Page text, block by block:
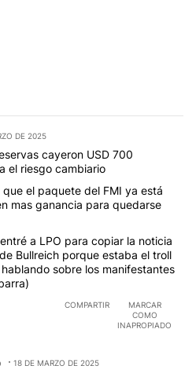
DE 2025
cayeron USD 700
el riesgo cambiario
el paquete del FMI ya está
mas ganancia para quedarse
a LPO para copiar la noticia
Bullreich porque estaba el troll
sobre los manifestantes
COMPARTIR
MARCAR
COMO
INAPROPIADO
18 DE MARZO DE 2025